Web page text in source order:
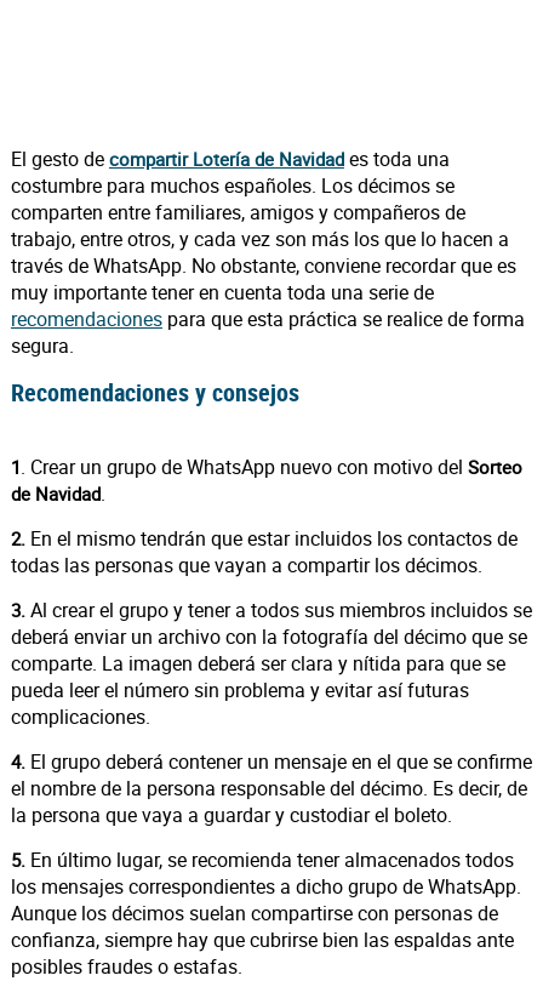
El gesto de compartir Lotería de Navidades toda una
costumbre para muchos españoles. Los décimos se
comparten entre familiares, amigos y compañeros de
trabajo, entre otros, y cada vez son más los que lo hacen a
través de WhatsApp. No obstante, conviene recordar que es
muy importante tener en cuenta toda una serie de
recomendacionespara que esta práctica se realice de forma
segura.
Recomendaciones y consejos
1. Crear un grupo de WhatsApp nuevo con motivo del Sorteo
de Navidad.
2.En el mismo tendrán que estar incluidos los contactos de
todas las personas que vayan a compartir los décimos.
3.Al crear el grupo y tener a todos sus miembros incluidos se
deberá enviar un archivo con la fotografía del décimo que se
comparte. La imagen deberá ser clara y nítida para que se
pueda leer el número sin problema y evitar así futuras
complicaciones.
4.El grupo deberá contener un mensaje en el que se confirme
el nombre de la persona responsable del décimo. Es decir, de
la persona que vaya a guardar y custodiar el boleto.
5. En último lugar, se recomienda tener almacenados todos
los mensajes correspondientes a dicho grupo de WhatsApp.
Aunque los décimos suelan compartirse con personas de
confianza, siempre hay que cubrirse bien las espaldas ante
posibles fraudes o estafas.